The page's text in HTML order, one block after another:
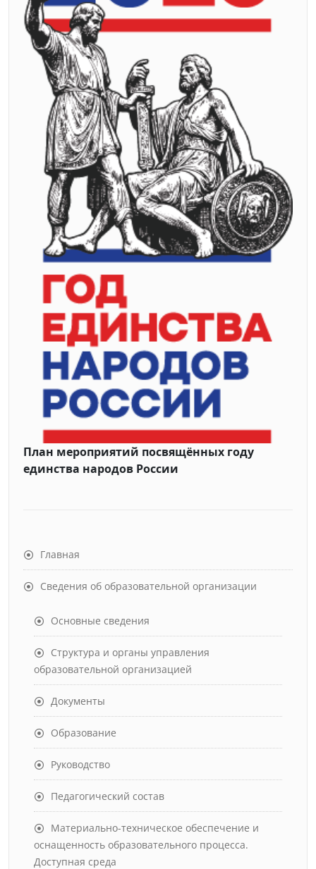
План мероприятий посвящённых году
единства народов России
Главная
Сведения об образовательной организации
Основные сведения
Структура и органы управления
образовательной организацией
Документы
Образование
Руководство
Педагогический состав
Материально-техническое обеспечение и
оснащенность образовательного процесса.
Доступная среда